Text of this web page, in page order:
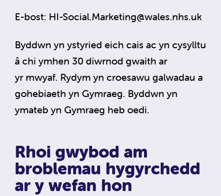
E-bost: HI-Social.Marketing@wales.nhs.uk
Byddwn yn ystyried eich cais ac yn cysylltu
â chi ymhen 30 diwrnod gwaith ar
yr mwyaf. Rydym yn croesawu galwadau a
gohebiaeth yn Gymraeg. Byddwn yn
ymateb yn Gymraeg heb oedi.
Rhoi gwybod am
broblemau hygyrchedd
ar y wefan hon